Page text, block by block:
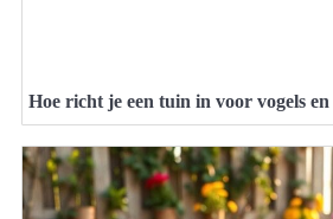
Hoe richt je een tuin in voor vogels